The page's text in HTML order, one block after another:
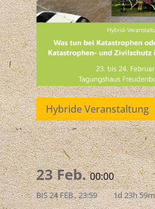
Hybride Veranstaltung
23 Feb.00:00
BIS24 FEB., 23:59 1d 23h 59m